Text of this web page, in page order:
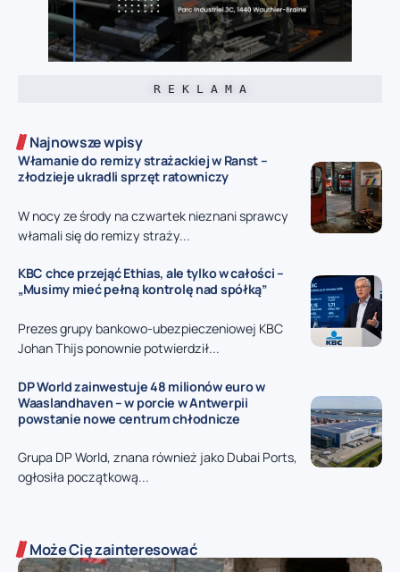
R E K L A M A
Najnowsze wpisy
Włamanie do remizy strażackiej w Ranst –
złodzieje ukradli sprzęt ratowniczy
W nocy ze środy na czwartek nieznani sprawcy
włamali się do remizy straży...
KBC chce przejąć Ethias, ale tylko w całości –
„Musimy mieć pełną kontrolę nad spółką”
Prezes grupy bankowo-ubezpieczeniowej KBC
Johan Thijs ponownie potwierdził...
DP World zainwestuje 48 milionów euro w
Waaslandhaven – w porcie w Antwerpii
powstanie nowe centrum chłodnicze
Grupa DP World, znana również jako Dubai Ports,
ogłosiła początkową...
Może Cię zainteresować